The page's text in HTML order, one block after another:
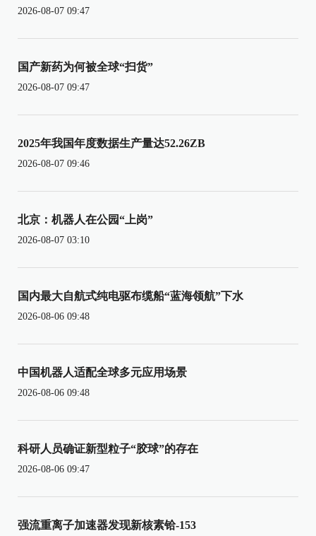
2026-08-07 09:47
国产新药为何被全球“扫货”
2026-08-07 09:47
2025年我国年度数据生产量达52.26ZB
2026-08-07 09:46
北京：机器人在公园“上岗”
2026-08-07 03:10
国内最大自航式纯电驱布缆船“蓝海领航”下水
2026-08-06 09:48
中国机器人适配全球多元应用场景
2026-08-06 09:48
科研人员确证新型粒子“胶球”的存在
2026-08-06 09:47
强流重离子加速器发现新核素铪-153